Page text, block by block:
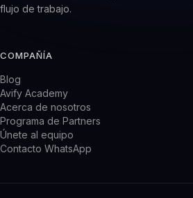
flujo de trabajo.
COMPAÑÍA
Blog
Avify Academy
Acerca de nosotros
Programa de Partners
Únete al equipo
Contacto WhatsApp
Sistema de inventario